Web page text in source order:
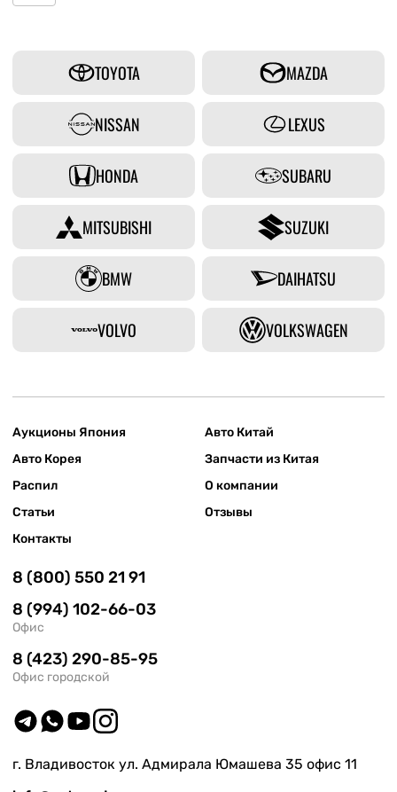
TOYOTA MAZDA
NISSAN LEXUS
HONDA SUBARU
MITSUBISHI SUZUKI
BMW DAIHATSU
VOLVO VOLKSWAGEN
Аукционы Япония
Авто Китай
Авто Корея
Запчасти из Китая
Распил
О компании
Статьи
Отзывы
Контакты
8 (800) 550 21 91
8 (994) 102-66-03
Офис
8 (423) 290-85-95
Офис городской
г. Владивосток ул. Адмирала Юмашева 35 офис 11